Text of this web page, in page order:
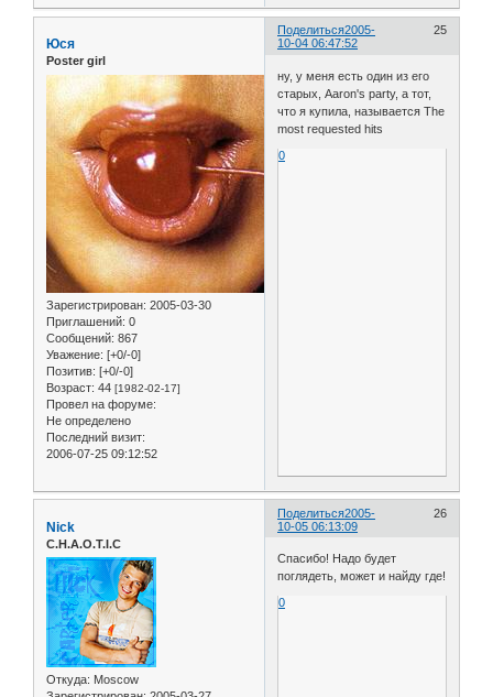
Поделиться 25
2005-
10-04 06:47:52
Юся
Poster girl
Зарегистрирован: 2005-03-30
Приглашений: 0
Сообщений: 867
Уважение: [+0/-0]
Позитив: [+0/-0]
Возраст: 44 [1982-02-17]
Провел на форуме:
Не определено
Последний визит:
2006-07-25 09:12:52
ну, у меня есть один из его
старых, Aaron's party, а тот,
что я купила, называется The
most requested hits
0
Поделиться 26
2005-
10-05 06:13:09
Nick
C.H.A.O.T.I.C
Откуда: Moscow
Спасибо! Надо будет
поглядеть, может и найду где!
0